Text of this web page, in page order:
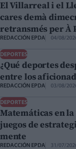
El Villarreal i el
cares demà
retransmés per À
REDACCIÓN EPDA 04/08/
DEPORTES
¿Qué deportes
entre los
REDACCIÓN EPDA 03/08/
DEPORTES
Matemáticas en
juegos de
mente
REDACCIÓN EPDA 31/07/